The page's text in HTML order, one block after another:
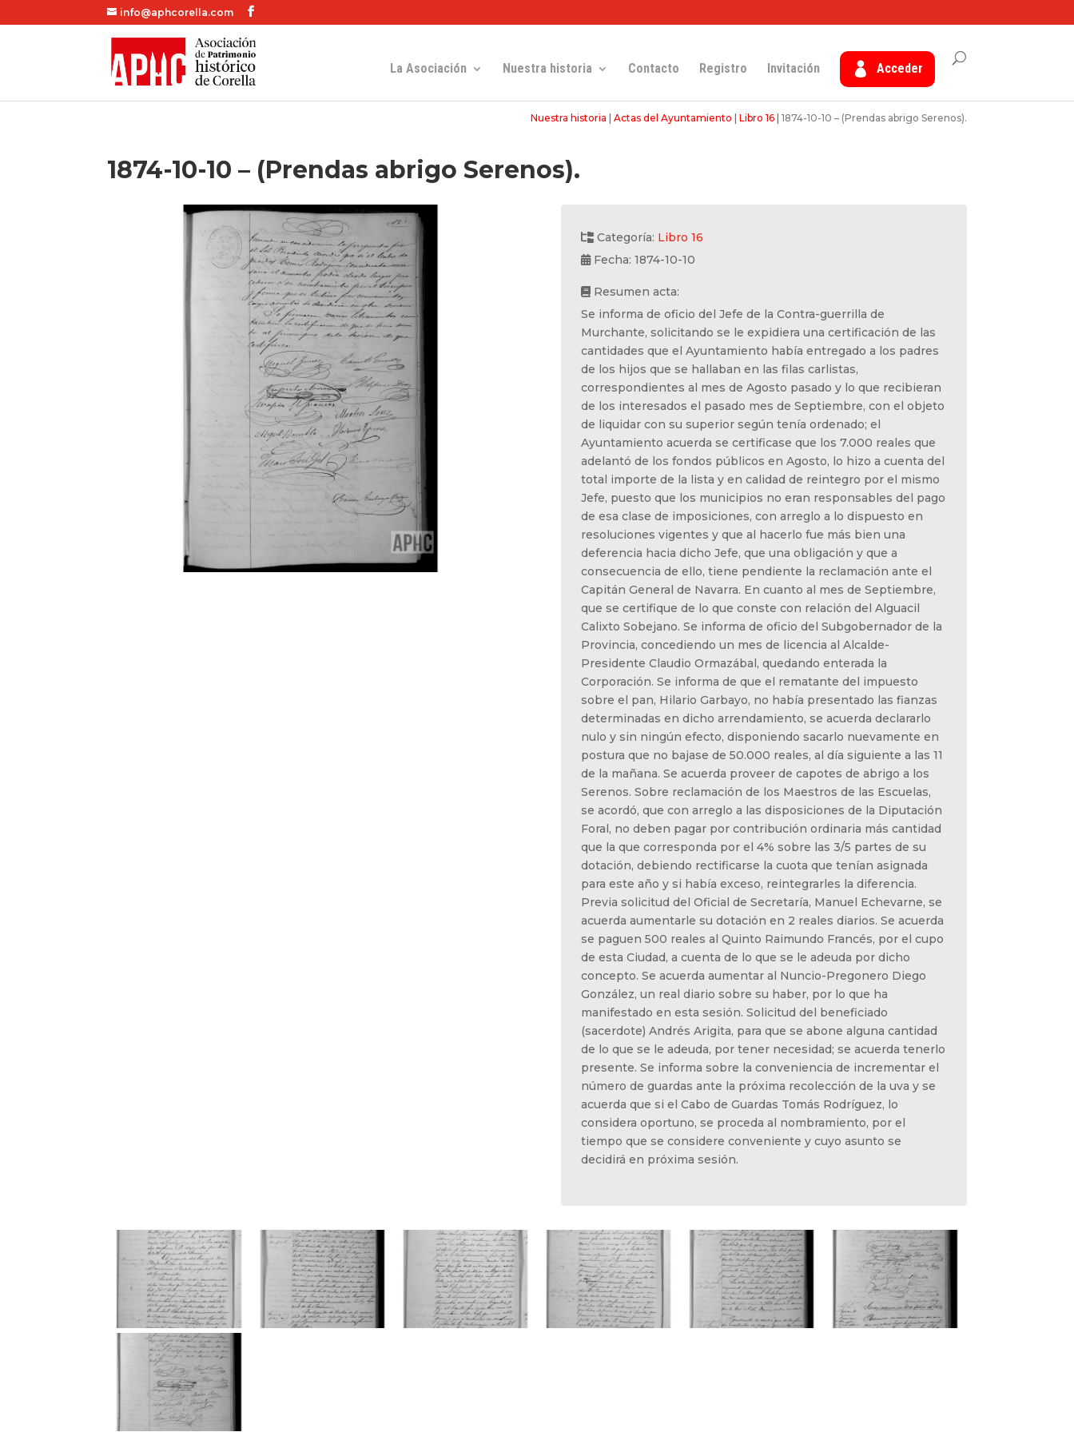
info@aphcorella.com
La Asociación Nuestra historia Contacto Registro Invitación Acceder
Nuestra historia Actas del Ayuntamiento Libro 16| 1874-10-10 – (Prendas abrigo Serenos).
1874-10-10 – (Prendas abrigo Serenos).
Categoría: Libro 16
Fecha: 1874-10-10
Resumen acta:
Se informa de oficio del Jefe de la Contra-guerrilla de
Murchante, solicitando se le expidiera una certificación de las
cantidades que el Ayuntamiento había entregado a los padres
de los hijos que se hallaban en las filas carlistas,
correspondientes al mes de Agosto pasado y lo que recibieran
de los interesados el pasado mes de Septiembre, con el objeto
de liquidar con su superior según tenía ordenado; el
Ayuntamiento acuerda se certificase que los 7.000 reales que
adelantó de los fondos públicos en Agosto, lo hizo a cuenta del
total importe de la lista y en calidad de reintegro por el mismo
Jefe, puesto que los municipios no eran responsables del pago
de esa clase de imposiciones, con arreglo a lo dispuesto en
resoluciones vigentes y que al hacerlo fue más bien una
deferencia hacia dicho Jefe, que una obligación y que a
consecuencia de ello, tiene pendiente la reclamación ante el
Capitán General de Navarra. En cuanto al mes de Septiembre,
que se certifique de lo que conste con relación del Alguacil
Calixto Sobejano. Se informa de oficio del Subgobernador de la
Provincia, concediendo un mes de licencia al Alcalde-
Presidente Claudio Ormazábal, quedando enterada la
Corporación. Se informa de que el rematante del impuesto
sobre el pan, Hilario Garbayo, no había presentado las fianzas
determinadas en dicho arrendamiento, se acuerda declararlo
nulo y sin ningún efecto, disponiendo sacarlo nuevamente en
postura que no bajase de 50.000 reales, al día siguiente a las 11
de la mañana. Se acuerda proveer de capotes de abrigo a los
Serenos. Sobre reclamación de los Maestros de las Escuelas,
se acordó, que con arreglo a las disposiciones de la Diputación
Foral, no deben pagar por contribución ordinaria más cantidad
que la que corresponda por el 4% sobre las 3/5 partes de su
dotación, debiendo rectificarse la cuota que tenían asignada
para este año y si había exceso, reintegrarles la diferencia.
Previa solicitud del Oficial de Secretaría, Manuel Echevarne, se
acuerda aumentarle su dotación en 2 reales diarios. Se acuerda
se paguen 500 reales al Quinto Raimundo Francés, por el cupo
de esta Ciudad, a cuenta de lo que se le adeuda por dicho
concepto. Se acuerda aumentar al Nuncio-Pregonero Diego
González, un real diario sobre su haber, por lo que ha
manifestado en esta sesión. Solicitud del beneficiado
(sacerdote) Andrés Arigita, para que se abone alguna cantidad
de lo que se le adeuda, por tener necesidad; se acuerda tenerlo
presente. Se informa sobre la conveniencia de incrementar el
número de guardas ante la próxima recolección de la uva y se
acuerda que si el Cabo de Guardas Tomás Rodríguez, lo
considera oportuno, se proceda al nombramiento, por el
tiempo que se considere conveniente y cuyo asunto se
decidirá en próxima sesión.